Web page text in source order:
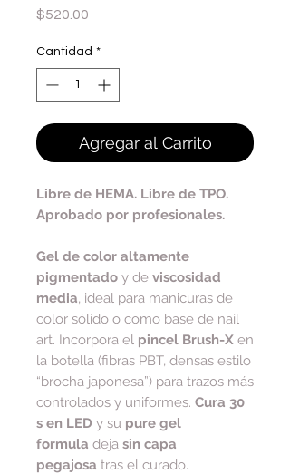
$520.00
Cantidad *
Agregar al Carrito
Libre de HEMA. Libre de TPO.
Aprobado por profesionales.
Gel de color altamente
pigmentado y de viscosidad
media, ideal para manicuras de
color sólido o como base de nail
art. Incorpora el pincel Brush-X en
la botella (fibras PBT, densas estilo
“brocha japonesa”) para trazos más
controlados y uniformes. Cura 30
s en LED y su pure gel
formula deja sin capa
pegajosa tras el curado.